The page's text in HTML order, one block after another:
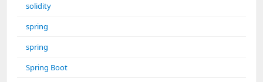
solidity
spring
spring
Spring Boot